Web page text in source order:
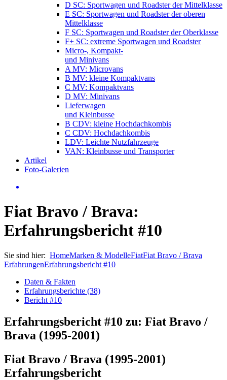
D SC: Sportwagen und Roadster der Mittelklasse
E SC: Sportwagen und Roadster der oberen
Mittelklasse
F SC: Sportwagen und Roadster der Oberklasse
F+ SC: extreme Sportwagen und Roadster
Micro-, Kompakt-
und Minivans
A MV: Microvans
B MV: kleine Kompaktvans
C MV: Kompaktvans
D MV: Minivans
Lieferwagen
und Kleinbusse
B CDV: kleine Hochdachkombis
C CDV: Hochdachkombis
LDV: Leichte Nutzfahrzeuge
VAN: Kleinbusse und Transporter
Artikel
Foto-Galerien
Fiat Bravo / Brava:
Erfahrungsbericht #10
Sie sind hier: HomeMarken & ModelleFiatFiat Bravo / Brava
ErfahrungenErfahrungsbericht #10
Daten & Fakten
Erfahrungsberichte (38)
Bericht #10
Erfahrungsbericht #10 zu: Fiat Bravo /
Brava (1995-2001)
Fiat Bravo / Brava (1995-2001)
Erfahrungsbericht